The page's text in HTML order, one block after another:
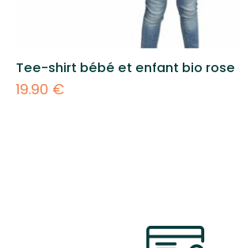
Tee-shirt bébé et enfant bio rose
19.90 €